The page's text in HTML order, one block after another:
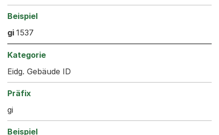
gi 1537
Eidg. Gebäude ID
gi